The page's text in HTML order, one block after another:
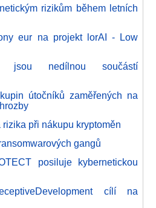
rizikům během letních
eur na projekt lorAI - Low
jsou nedílnou součástí
útočníků zaměřených na
při nákupu kryptoměn
gangů
posiluje kybernetickou
cílí na